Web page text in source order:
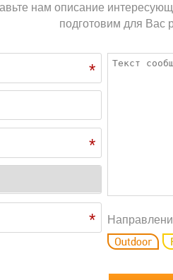
нам описание
подготовим для Вас
*
*
*